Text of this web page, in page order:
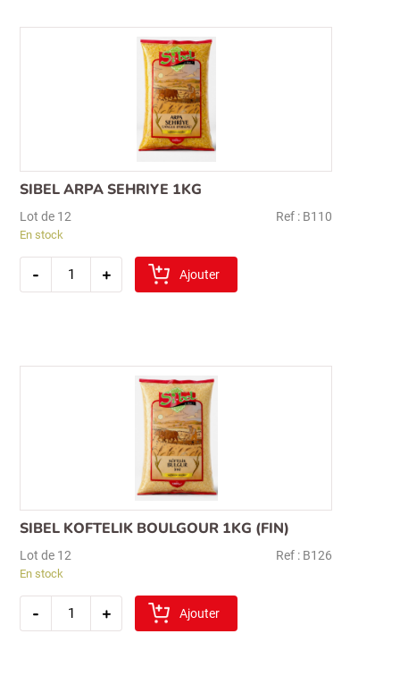
SIBEL ARPA SEHRIYE 1KG
Lot de 12 Ref : B110
En stock
-
quantité
+ Ajouter
SIBEL KOFTELIK BOULGOUR 1KG (FIN)
Lot de 12 Ref : B126
En stock
-
quantité
+ Ajouter